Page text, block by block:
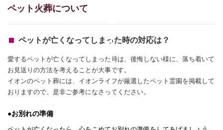
ペット火葬について
ペットが亡くなってしまった時の対応は？
愛するペットが亡くなってしまった時は、後悔しない様に、落ち着いて
お見送りの方法を考えることが大事です。
イオンのペット葬には、イオンライフが厳選したペット霊園を掲載して
おりますので、是非ご参考になさってください。
●お別れの準備